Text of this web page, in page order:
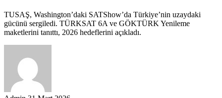
TUSAŞ, Washington’daki SATShow’da Türkiye’nin uzaydaki
gücünü sergiledi. TÜRKSAT 6A ve GÖKTÜRK Yenileme
maketlerini tanıttı, 2026 hedeflerini açıkladı.